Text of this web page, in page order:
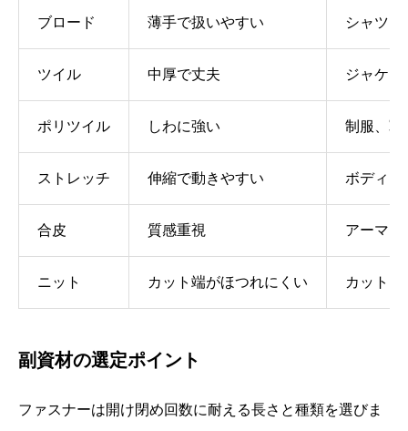
ブロード 薄手で扱いやすい シャツ、
ツイル 中厚で丈夫 ジャケ
ポリツイル しわに強い 制服、軍
ストレッチ 伸縮で動きやすい ボディス
合皮 質感重視 アーマー
ニット カット端がほつれにくい カットソ
副資材の選定ポイント
ファスナーは開け閉め回数に耐える長さと種類を選びま